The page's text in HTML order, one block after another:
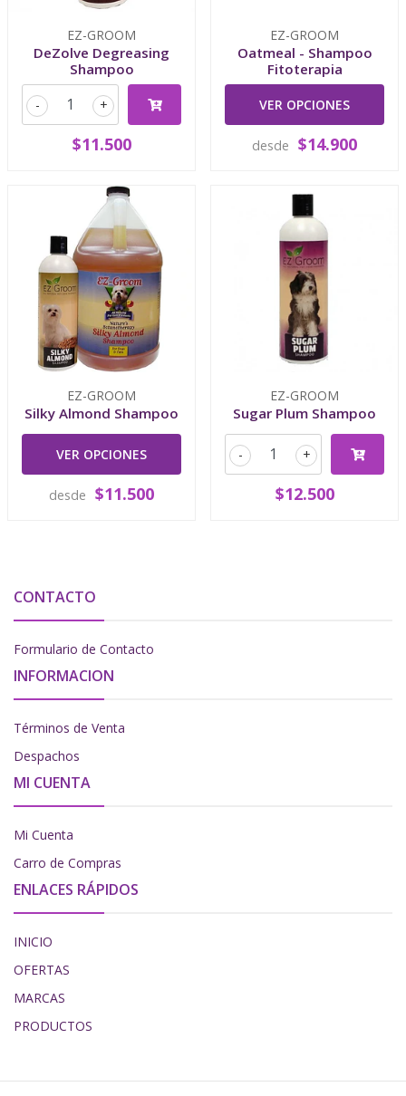
EZ-GROOM
DeZolve Degreasing
Shampoo
+
-
$11.500
EZ-GROOM
Oatmeal - Shampoo
Fitoterapia
VER OPCIONES
desde $14.900
EZ-GROOM
Silky Almond Shampoo
VER OPCIONES
desde $11.500
EZ-GROOM
Sugar Plum Shampoo
+
-
$12.500
CONTACTO
Formulario de Contacto
INFORMACION
Términos de Venta
Despachos
MI CUENTA
Mi Cuenta
Carro de Compras
ENLACES RÁPIDOS
INICIO
OFERTAS
MARCAS
PRODUCTOS